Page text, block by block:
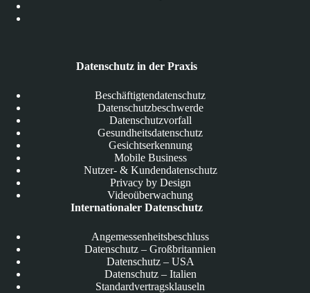
Datenschutz in der Praxis
Beschäftigtendatenschutz
Datenschutzbeschwerde
Datenschutzvorfall
Gesundheitsdatenschutz
Gesichtserkennung
Mobile Business
Nutzer- & Kundendatenschutz
Privacy by Design
Videoüberwachung
Internationaler Datenschutz
Angemessenheitsbeschluss
Datenschutz – Großbritannien
Datenschutz – USA
Datenschutz – Italien
Standardvertragsklauseln